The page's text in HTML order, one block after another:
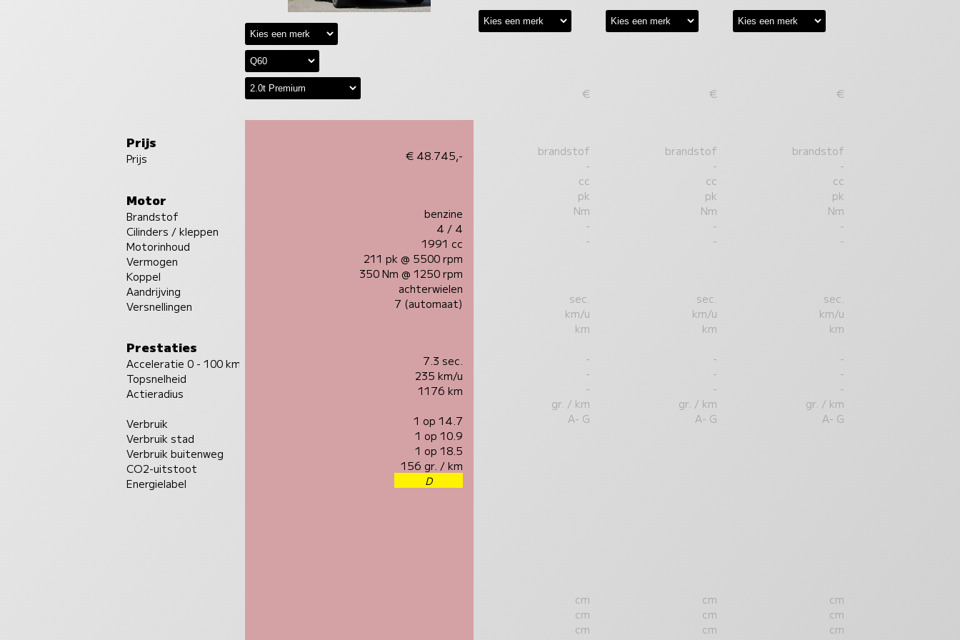
Prijs
Prijs
Motor
Brandstof
Cilinders / kleppen
Motorinhoud
Vermogen
Koppel
Aandrijving
Versnellingen
Prestaties
Acceleratie 0 - 100 km/u
Topsnelheid
Actieradius
Verbruik
Verbruik stad
Verbruik buitenweg
CO2-uitstoot
Energielabel
€ 48.745,-
benzine
4 / 4
1991 cc
211 pk @ 5500 rpm
350 Nm @ 1250 rpm
achterwielen
7 (automaat)
7.3 sec.
235 km/u
1176 km
1 op 14.7
1 op 10.9
1 op 18.5
156 gr. / km
D
€
brandstof
-
cc
pk
Nm
-
-
sec.
km/u
km
-
-
-
gr. / km
A- G
cm
cm
cm
€
brandstof
-
cc
pk
Nm
-
-
sec.
km/u
km
-
-
-
gr. / km
A- G
cm
cm
cm
€
brandstof
-
cc
pk
Nm
-
-
sec.
km/u
km
-
-
-
gr. / km
A- G
cm
cm
cm